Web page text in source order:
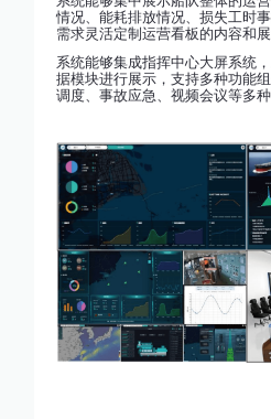
情况、能耗排放情况、损失工时
需求灵活定制运营看板的内容和展
系统能够集成指挥中心大屏系统
据模块进行展示，支持多种功能
调度、事故应急、视频会议等多种